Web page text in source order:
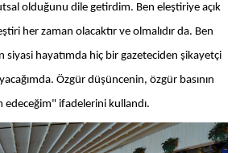
olduğunu dile getirdim. Ben eleştiriye açık
her zaman olacaktır ve olmalıdır da. Ben
siyasi hayatımda hiç bir gazeteciden şikayetçi
Özgür düşüncenin, özgür basının
edeceğim" ifadelerini kullandı.